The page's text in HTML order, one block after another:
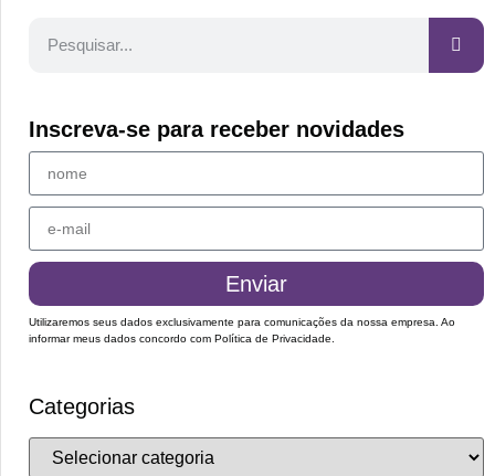
Inscreva-se para receber novidades
Enviar
Utilizaremos seus dados exclusivamente para comunicações da nossa empresa. Ao
informar meus dados concordo com Política de Privacidade
Categorias